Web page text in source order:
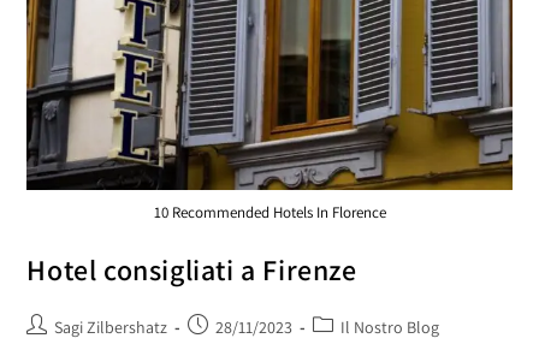
10 Recommended Hotels In Florence
Hotel consigliati a Firenze
Sagi Zilbershatz 28/11/2023 Il Nostro Blog